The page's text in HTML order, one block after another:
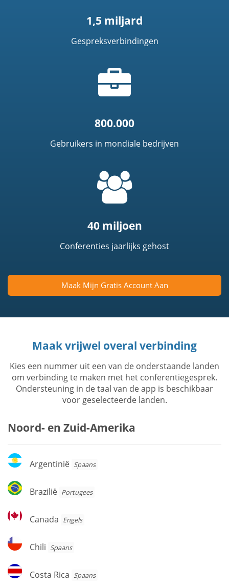
1,5 miljard
Gespreksverbindingen
800.000
Gebruikers in mondiale bedrijven
40 miljoen
Conferenties jaarlijks gehost
Maak Mijn Gratis Account Aan
Maak vrijwel overal verbinding
Kies een nummer uit een van de onderstaande landen
om verbinding te maken met het conferentiegesprek.
Ondersteuning in de taal van de app is beschikbaar
voor geselecteerde landen.
Noord- en Zuid-Amerika
Argentinië
Argentinië Spaans
Brazilië
Brazilië Portugees
Canada
Canada Engels
Chili
Chili Spaans
Costa
Rica
Costa Rica Spaans